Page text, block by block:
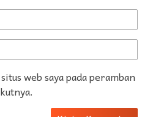
web saya pada peramban